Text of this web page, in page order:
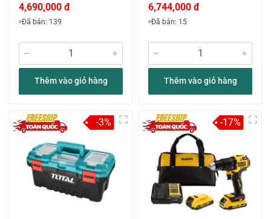
4,690,000 đ
Đã bán: 139
Thêm vào giỏ hàng
6,744,000 đ
Đã bán: 15
Thêm vào giỏ hàng
-3% -17%